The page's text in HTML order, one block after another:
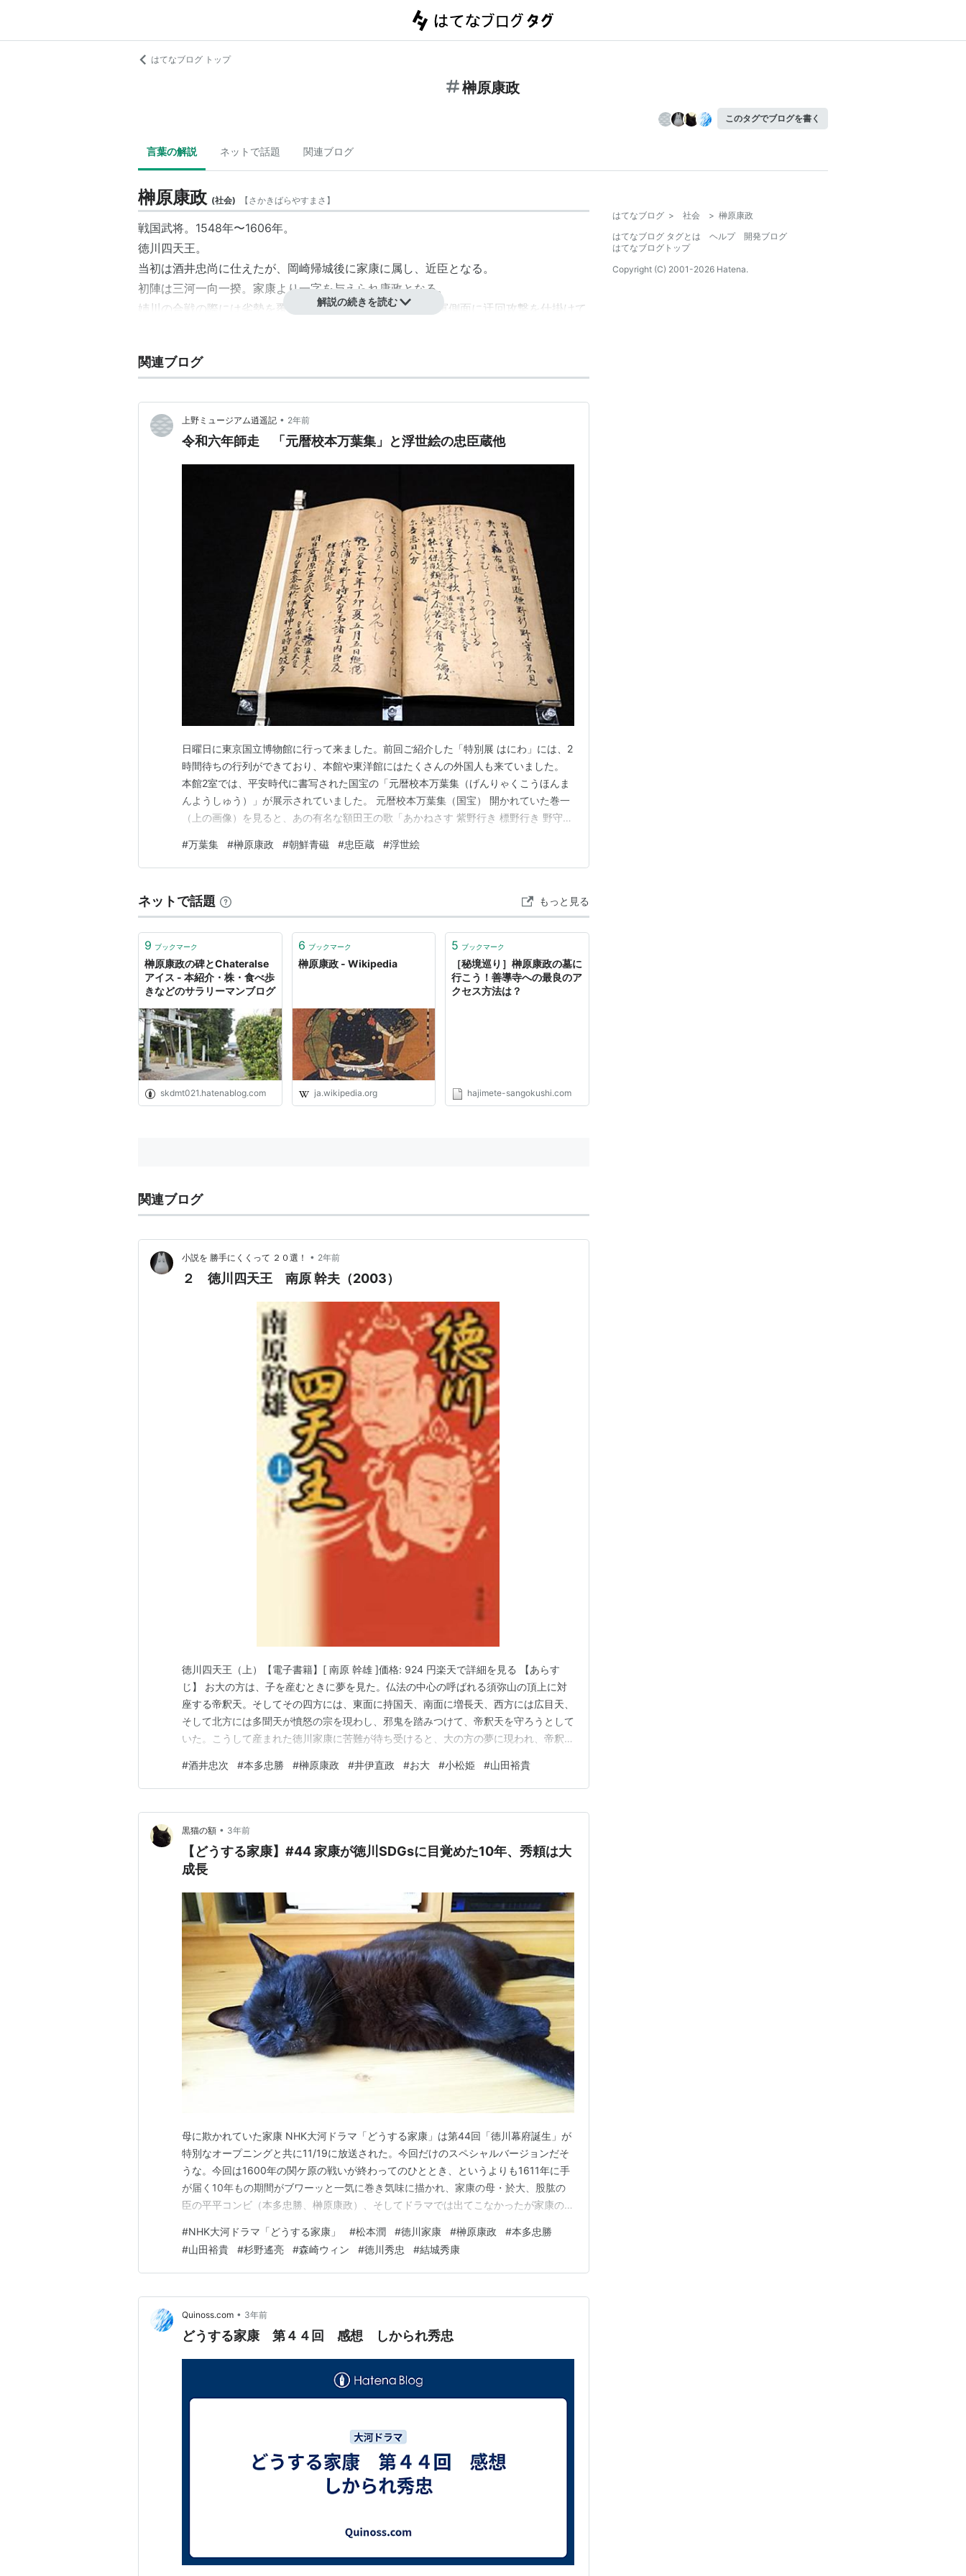
はてなブログ トップ
榊原康政
このタグでブログを書く
言葉の解説 ネットで話題 関連ブログ
榊原康政 (社会) 【さかきばらやすまさ 】
戦国武将。1548年〜1606年。
徳川四天王。
当初は酒井忠尚に仕えたが、岡崎帰城後に家康に属し、近臣となる。
初陣は三河一向一揆。家康より一字を与えられ康政となる。
姉川の合戦の際には劣勢を覆すために別働隊を率いて朝倉軍側面に迂回攻撃を仕掛けて
関東移封後に秀忠付きとなる。関ヶ原の戦いの際には中山道の秀忠軍に加わっており、
対立により引退。
解説の続きを読む
関連ブログ
上野ミュージアム逍遥記 • 2年前
令和六年師走 「元暦校本万葉集」と浮世絵の忠臣蔵他
日曜日に東京国立博物館に行って来ました。前回ご紹介した「特別展 はにわ」には、2
時間待ちの行列ができており、本館や東洋館にはたくさんの外国人も来ていました。
本館2室では、平安時代に書写された国宝の「元暦校本万葉集（げんりゃくこうほんま
んようしゅう）」が展示されていました。 元暦校本万葉集（国宝） 開かれていた巻一
（上の画像）を見ると、あの有名な額田王の歌「あかねさす 紫野行き 標野行き 野守は
には天武天皇の「紫の にほえる妹を 憎くあらば 人妻ゆえに 我恋ひめやも」の歌も見
えました。公式の行事の場で、天智天皇の妃の…
#万葉集 #榊原康政 #朝鮮青磁 #忠臣蔵 #浮世絵
ネットで話題 もっと見る
9 ブックマーク
榊原康政の碑とChateralse
アイス - 本紹介・株・食べ歩
きなどのサラリーマンブログ
skdmt021.hatenablog.com
6 ブックマーク
榊原康政 - Wikipedia
ja.wikipedia.org
5 ブックマーク
［秘境巡り］榊原康政の墓に
行こう！善導寺への最良のア
クセス方法は？
hajimete-sangokushi.com
関連ブログ
小説を 勝手にくくって ２０選！ • 2年前
２ 徳川四天王 南原 幹夫（2003）
徳川四天王（上）【電子書籍】[ 南原 幹雄 ]価格: 924 円楽天で詳細を見る 【あらす
じ】 お大の方は、子を産むときに夢を見た。仏法の中心の呼ばれる須弥山の頂上に対
座する帝釈天。そしてその四方には、東面に持国天、南面に増長天、西方には広目天、
そして北方には多聞天が憤怒の宗を現わし、邪鬼を踏みつけて、帝釈天を守ろうとして
いた。こうして産まれた徳川家康に苦難が待ち受けると、大の方の夢に現われ、帝釈天
が、人質時代から家康に付き従うと共に、武将として戦場で活躍し、宿老としても小豪
族時代の松平家から家を支え、家臣の教育に…
#酒井忠次 #本多忠勝 #榊原康政 #井伊直政 #お大 #小松姫 #山田裕貴
黒猫の額 • 3年前
【どうする家康】#44 家康が徳川SDGsに目覚めた10年、秀頼は大
成長
母に欺かれていた家康 NHK大河ドラマ「どうする家康」は第44回「徳川幕府誕生」が
特別なオープニングと共に11/19に放送された。今回だけのスペシャルバージョンだそ
うな。今回は1600年の関ケ原の戦いが終わってのひととき、というよりも1611年に手
が届く10年もの期間がブワーッと一気に巻き気味に描かれ、家康の母・於大、股肱の
臣の平平コンビ（本多忠勝、榊原康政）、そしてドラマでは出てこなかったが家康の息
は天下を返さぬための手を打っていった。 あらすじを公式サイトから引用する。 家康
（松本潤）は大坂城で、関ヶ原の戦勝報告…
#NHK大河ドラマ「どうする家康」 #松本潤 #徳川家康 #榊原康政 #本多忠勝
#山田裕貴 #杉野遙亮 #森崎ウィン #徳川秀忠 #結城秀康
Quinoss.com • 3年前
どうする家康 第４４回 感想 しかられ秀忠
はてなブログ > 社会 > 榊原康政
はてなブログ タグとは
ヘルプ
開発ブログ
はてなブログトップ
Copyright (C) 2001-2026 Hatena.